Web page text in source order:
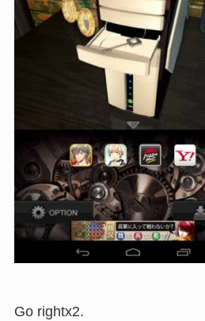
Go rightx2.